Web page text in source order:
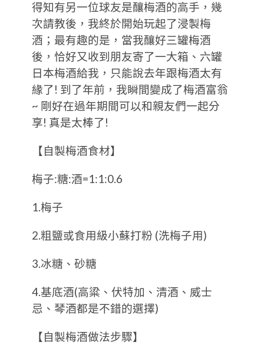
得知有另一位球友是釀梅酒的高手，幾
次請教後，我終於開始玩起了浸製梅
酒；最有趣的是，當我釀好三罐梅酒
後，恰好又收到朋友寄了一大箱、六罐
日本梅酒給我，只能說去年跟梅酒太有
緣了! 到了年前，我瞬間變成了梅酒富翁
~ 剛好在過年期間可以和親友們一起分
享! 真是太棒了!
【自製梅酒食材】
梅子:糖:酒=1:1:0.6
1.梅子
2.粗鹽或食用級小蘇打粉 (洗梅子用)
3.冰糖、砂糖
4.基底酒(高粱、伏特加、清酒、威士
忌、琴酒都是不錯的選擇)
【自製梅酒做法步驟】